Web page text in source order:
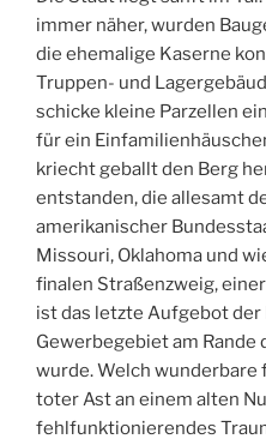
immer näher, wurden
die ehemalige Kaserne
Truppen- und
schicke kleine Parzellen
für ein
kriecht geballt den Berg
entstanden, die allesamt
amerikanischer
Missouri, Oklahoma und
finalen Straßenzweig,
ist das letzte Aufgebot der
Gewerbegebiet am Rande
wurde. Welch wunderbare
toter Ast an einem alten
fehlfunktionierendes